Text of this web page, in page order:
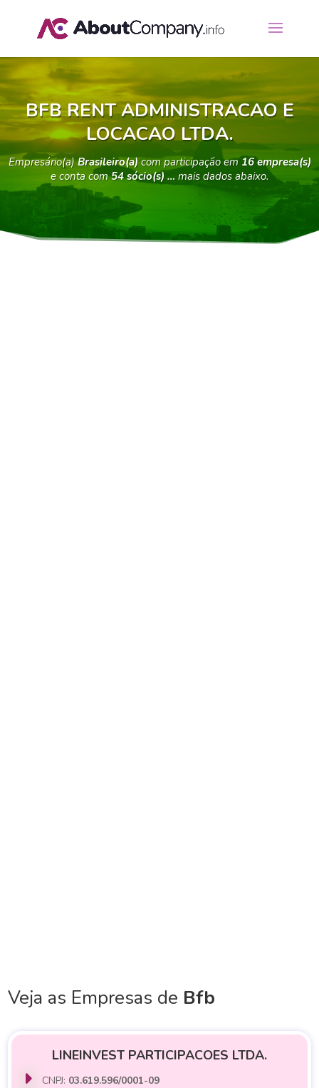
BFB RENT ADMINISTRACAO E
LOCACAO LTDA.
Empresário(a)Brasileiro(a)com participação em 16 empresa(s)
e conta com54 sócio(s) … mais dados abaixo.
Veja as Empresas de Bfb
LINEINVEST PARTICIPACOES LTDA.
CNPJ: 03.619.596/0001-09